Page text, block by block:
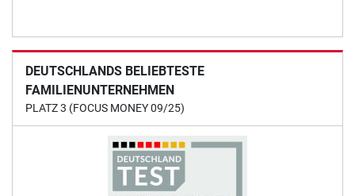
DEUTSCHLANDS BELIEBTESTE
FAMILIENUNTERNEHMEN
PLATZ 3 (FOCUS MONEY 09/25)